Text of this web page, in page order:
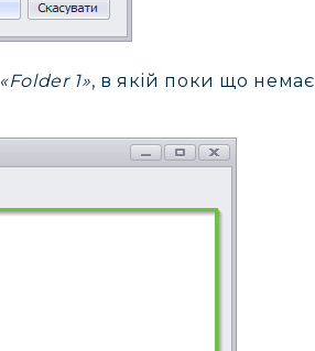
«Folder 1», в якій поки що немає